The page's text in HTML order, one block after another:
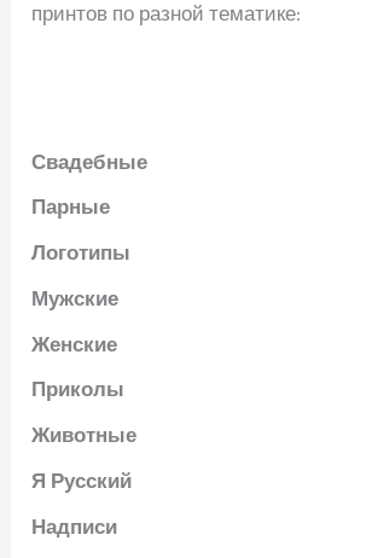
принтов по разной тематике:
Свадебные
Парные
Логотипы
Мужские
Женские
Приколы
Животные
Я Русский
Надписи